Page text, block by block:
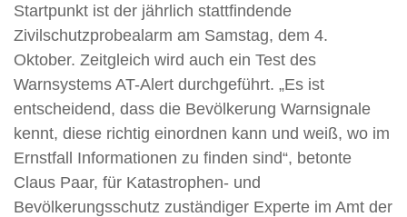
Startpunkt ist der jährlich stattfindende
Zivilschutzprobealarm am Samstag, dem 4.
Oktober. Zeitgleich wird auch ein Test des
Warnsystems AT-Alert durchgeführt. „Es ist
entscheidend, dass die Bevölkerung Warnsignale
kennt, diese richtig einordnen kann und weiß, wo im
Ernstfall Informationen zu finden sind“, betonte
Claus Paar, für Katastrophen- und
Bevölkerungsschutz zuständiger Experte im Amt der